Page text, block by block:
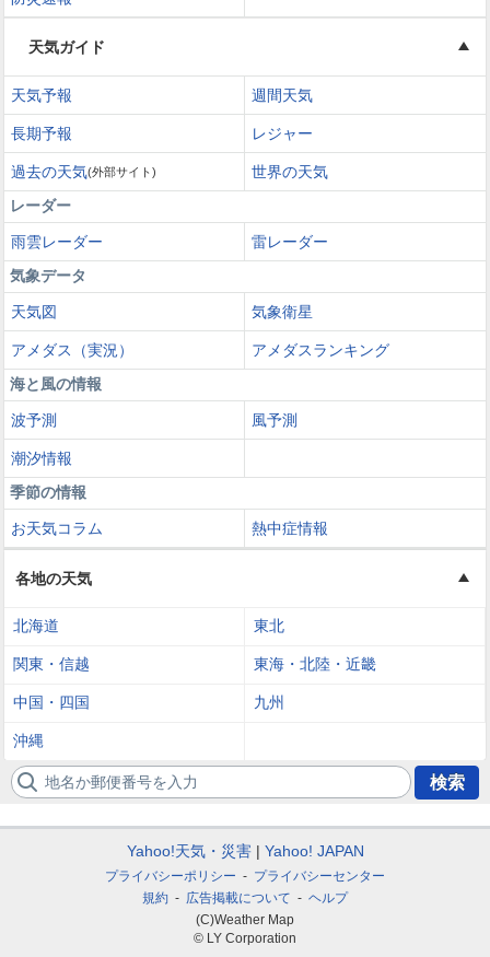
天気ガイド
天気予報 週間天気
長期予報 レジャー
過去の天気(外部サイト)
世界の天気
レーダー
雨雲レーダー
雷レーダー
気象データ
天気図 気象衛星
アメダス（実況）
アメダスランキング
海と風の情報
波予測 風予測
潮汐情報
季節の情報
お天気コラム 熱中症情報
各地の天気
北海道 東北
関東・信越 東海・北陸・近畿
中国・四国 九州
沖縄
地名か郵便番号を入力 検索
Yahoo!天気・災害 Yahoo! JAPAN
プライバシーポリシー
プライバシーセンター
規約
広告掲載について
ヘルプ
(C)Weather Map
© LY Corporation